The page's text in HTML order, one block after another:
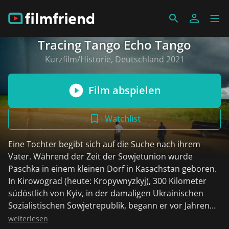
Tracing Tango Echo Tango
Kurzfilm/Historie, Deutschland 2021
Film abspielen
Watchlist
Eine Tochter begibt sich auf die Suche nach ihrem
Vater. Während der Zeit der Sowjetunion wurde
Paschka in einem kleinen Dorf in Kasachstan geboren.
In Kirowograd (heute: Kropywnyzkyj), 300 Kilometer
südöstlich von Kyiv, in der damaligen Ukrainischen
Sozialistischen Sowjetrepublik, begann er vor Jahren
seine Ausbildung zum Piloten. Nach Abschluss der
weiterlesen